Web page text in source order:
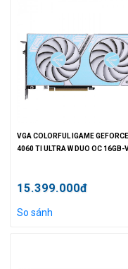
VGA COLORFUL IGAME
4060 TI ULTRA W DUO OC 16GB-
15.399.000đ
So sánh